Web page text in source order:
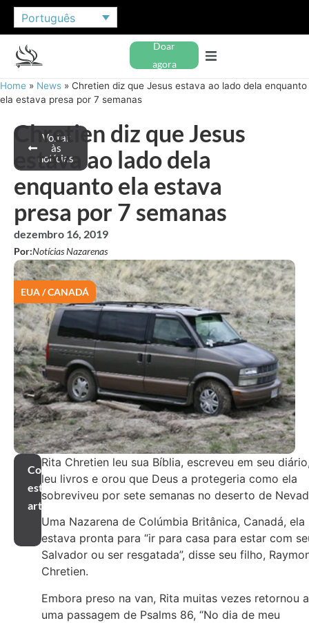
Português
Doar
agora
Home » News » Chretien diz que Jesus estava ao lado dela enquanto
ela estava presa por 7 semanas
Voltar
às
notícias
Chretien diz que Jesus
estava ao lado dela
enquanto ela estava
presa por 7 semanas
dezembro 16, 2019
Por:Notícias Nazarenas
EUA / CANADÁ
Compartilhar
este
artigo
Rita Chretien leu sua Bíblia, escreveu em seu
leu livros e orou que Deus a protegeria como ela
sobreviveu por sete semanas no deserto de
Uma Nazarena de Colúmbia Britânica, Canadá, ela
estava pronta para “ir para casa para estar com
Salvador ou ser resgatada”, disse seu filho,
Chretien.
Embora preso na van, Rita muitas vezes retornou a
uma passagem de Psalms 86, “No dia de meu